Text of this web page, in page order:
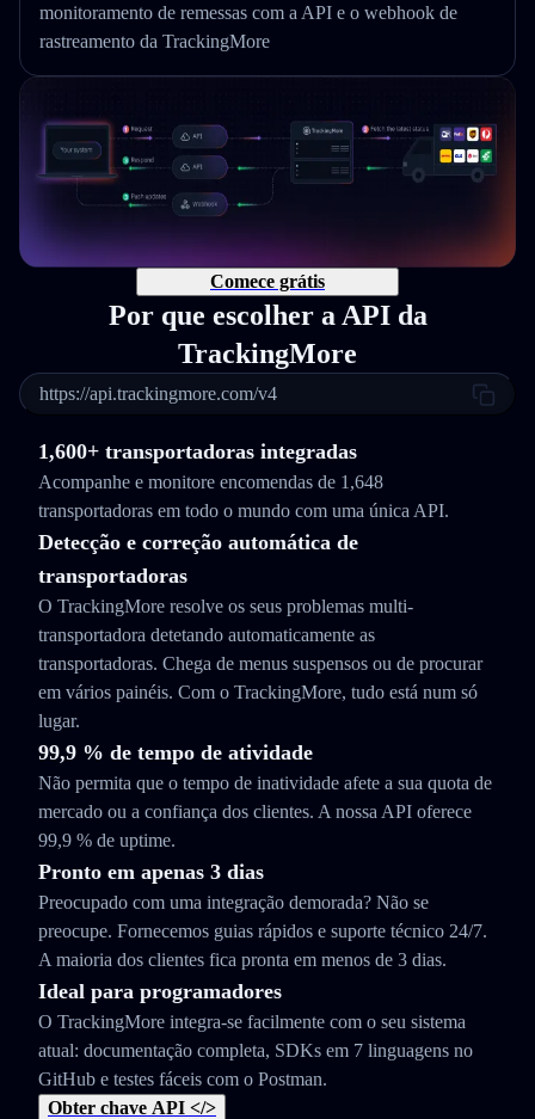
monitoramento de remessas com a API e o webhook de
rastreamento da TrackingMore
Comece grátis
Por que escolher a API da
TrackingMore
https://api.trackingmore.com/v4
1,600+ transportadoras integradas
Acompanhe e monitore encomendas de 1,648
transportadoras em todo o mundo com uma única API.
Detecção e correção automática de
transportadoras
O TrackingMore resolve os seus problemas multi-
transportadora detetando automaticamente as
transportadoras. Chega de menus suspensos ou de procurar
em vários painéis. Com o TrackingMore, tudo está num só
lugar.
99,9 % de tempo de atividade
Não permita que o tempo de inatividade afete a sua quota de
mercado ou a confiança dos clientes. A nossa API oferece
99,9 % de uptime.
Pronto em apenas 3 dias
Preocupado com uma integração demorada? Não se
preocupe. Fornecemos guias rápidos e suporte técnico 24/7.
A maioria dos clientes fica pronta em menos de 3 dias.
Ideal para programadores
O TrackingMore integra-se facilmente com o seu sistema
atual: documentação completa, SDKs em 7 linguagens no
GitHub e testes fáceis com o Postman.
Obter chave API </>